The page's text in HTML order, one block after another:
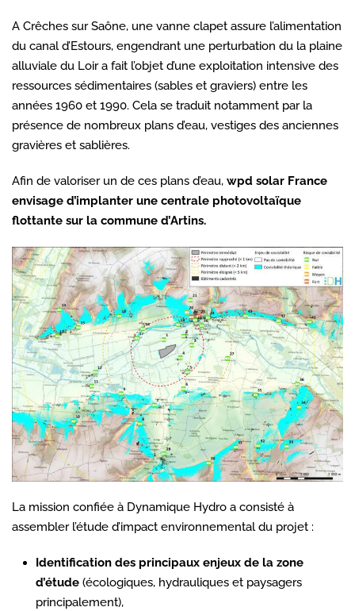
A Crêches sur Saône, une vanne clapet assure l’alimentation
du canal d’Estours, engendrant une perturbation du la plaine
alluviale du Loir a fait l’objet d’une exploitation intensive des
ressources sédimentaires (sables et graviers) entre les
années 1960 et 1990. Cela se traduit notamment par la
présence de nombreux plans d’eau, vestiges des anciennes
gravières et sablières.
Afin de valoriser un de ces plans d’eau, wpd solar France
envisage d’implanter une centrale photovoltaïque
flottante sur la commune d’Artins.
La mission confiée à Dynamique Hydro a consisté à
assembler l’étude d’impact environnemental du projet :
Identification des principaux enjeux de la zone
d’étude (écologiques, hydrauliques et paysagers
principalement),